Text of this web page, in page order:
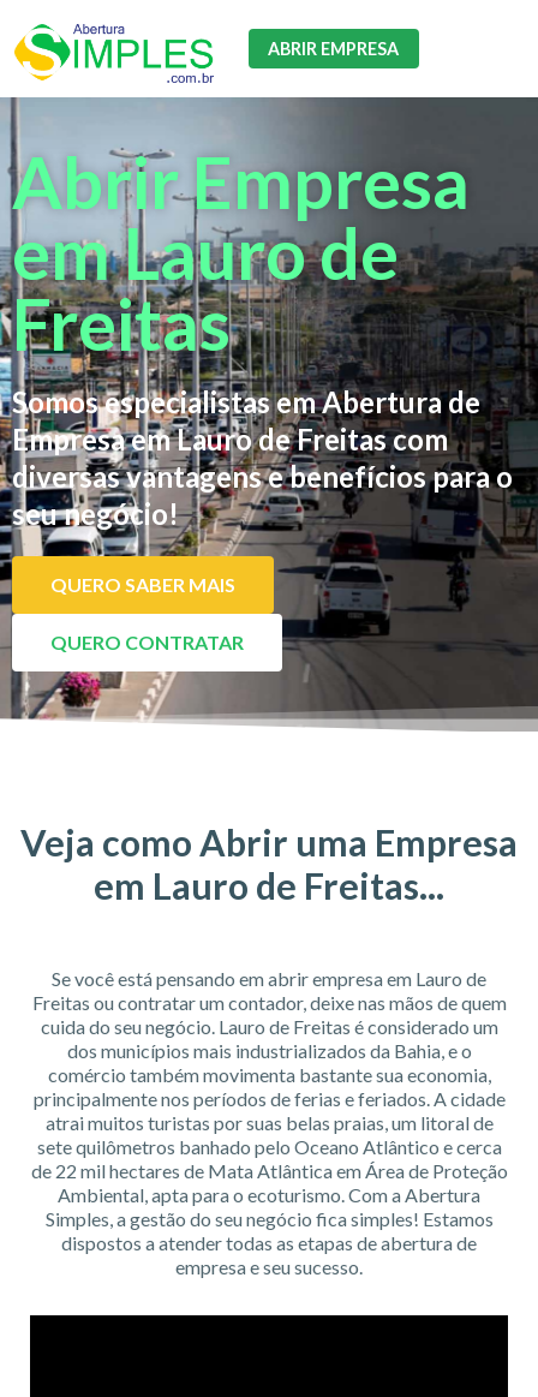
ABRIR EMPRESA
Abrir Empresa
em Lauro de
Freitas
Somos especialistas em Abertura de
Empresa em Lauro de Freitas com
diversas vantagens e benefícios para o
seu negócio!
QUERO SABER MAIS
QUERO CONTRATAR
Veja como Abrir uma Empresa
em Lauro de Freitas...
Se você está pensando em abrir empresa em Lauro de
Freitas ou contratar um contador, deixe nas mãos de quem
cuida do seu negócio. Lauro de Freitas é considerado um
dos municípios mais industrializados da Bahia, e o
comércio também movimenta bastante sua economia,
principalmente nos períodos de ferias e feriados. A cidade
atrai muitos turistas por suas belas praias, um litoral de
sete quilômetros banhado pelo Oceano Atlântico e cerca
de 22 mil hectares de Mata Atlântica em Área de Proteção
Ambiental, apta para o ecoturismo. Com a Abertura
Simples, a gestão do seu negócio fica simples! Estamos
dispostos a atender todas as etapas de abertura de
empresa e seu sucesso.